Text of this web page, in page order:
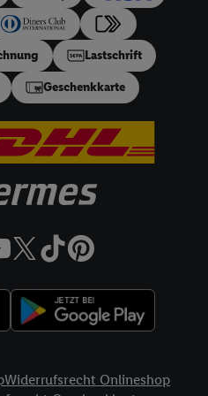
von 10 €. Es gilt
p.a, entspricht einem
p.a. Repräsentatives Beispiel
200 €,
Raten à 17.68 €, eff.
KG, Bonfelder Straße 2,
Coupon:
nur für Lidl Plus Nutzer bei
App vorgegebenen
befindlichen Artikel
ist, beträgt der
der jeweils geltende
in Folge einer Teilretoure
wird nach Aktivierung
Lastschrift
Geschenkkarte
Widerrufsrecht Onlineshop